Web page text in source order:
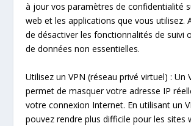
à jour vos paramètres de confidentialité
web et les applications que vous utilisez.
de désactiver les fonctionnalités de suivi
de données non essentielles.
Utilisez un VPN (réseau privé virtuel) : Un
permet de masquer votre adresse IP
votre connexion Internet. En utilisant un
pouvez rendre plus difficile pour les sites